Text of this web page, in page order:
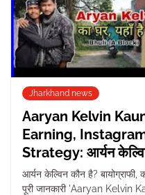
Jharkhand news
Aaryan Kelvin
Earning,
Strategy: आर्यन
आर्यन केल्विन कौन है? बायोग्राफी,
पूरी जानकारी 'Aaryan Kelvin